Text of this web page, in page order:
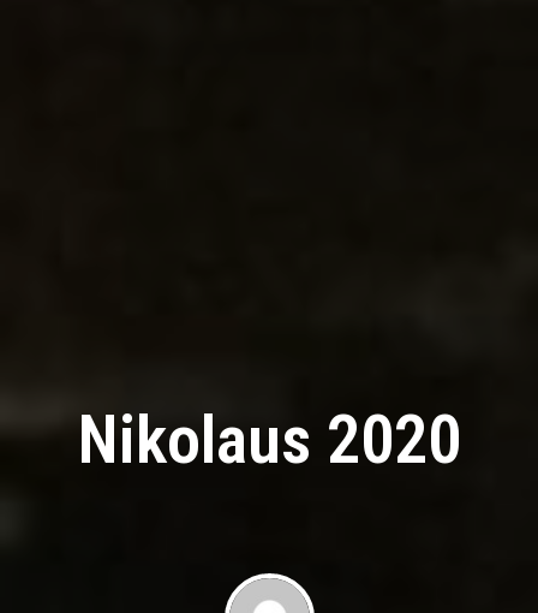
Nikolaus 2020